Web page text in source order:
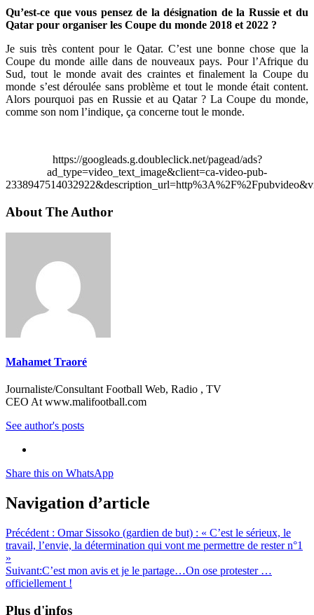
Qu’est-ce que vous pensez de la désignation de la Russie et du
Qatar pour organiser les Coupe du monde 2018 et 2022 ?
Je suis très content pour le Qatar. C’est une bonne chose que la
Coupe du monde aille dans de nouveaux pays. Pour l’Afrique du
Sud, tout le monde avait des craintes et finalement la Coupe du
monde s’est déroulée sans problème et tout le monde était content.
Alors pourquoi pas en Russie et au Qatar ? La Coupe du monde,
comme son nom l’indique, ça concerne tout le monde.
https://googleads.g.doubleclick.net/pagead/ads?
ad_type=video_text_image&client=ca-video-pub-
About The Author
Mahamet Traoré
Journaliste/Consultant Football Web, Radio , TV
CEO At www.malifootball.com
See author's posts
Share this on WhatsApp
Navigation d’article
Précédent : Omar Sissoko (gardien de but) : « C’est le sérieux, le
travail, l’envie, la détermination qui vont me permettre de rester n°1
»
Suivant:C’est mon avis et je le partage…On ose protester …
officiellement !
Plus d'infos